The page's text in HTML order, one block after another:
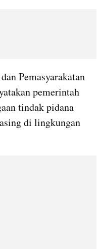
Pemasyarakatan
pemerintah
tindak pidana
di lingkungan